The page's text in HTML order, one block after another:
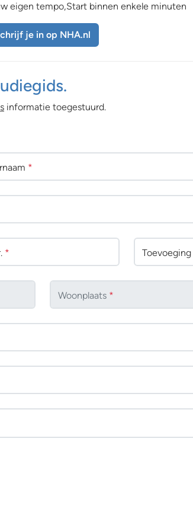
eigen tempo,Start binnen enkele minuten
je in op NHA.nl
informatie toegestuurd.
*
* Toevoeging
Woonplaats *